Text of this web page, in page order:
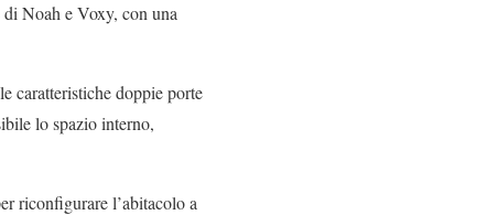
Noah e Voxy, con una
caratteristiche doppie porte
lo spazio interno,
riconfigurare l’abitacolo a